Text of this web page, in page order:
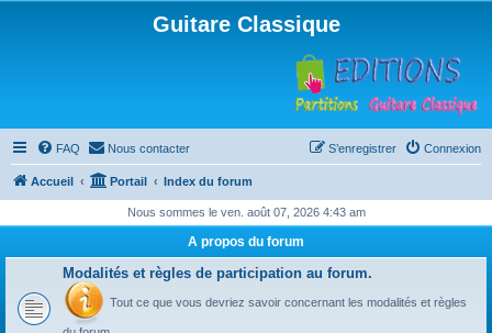
Guitare Classique
FAQ Nous contacter Connexion
S’enregistrer
Accueil Portail Index du forum
Nous sommes le ven. août 07, 2026 4:43 am
A propos du forum
Modalités et règles de participation au forum.
Tout ce que vous devriez savoir concernant les modalités et règles